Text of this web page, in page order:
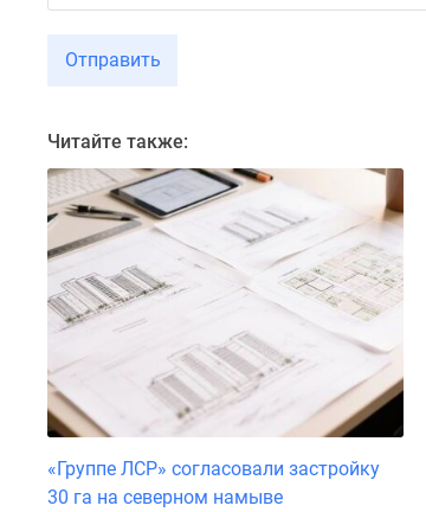
поселки
Ленинградской
коттеджные
поселки
Строящиеся
коттеджные
Коттеджные
поселки
Коттеджные
поселки
Отправить
Читайте также:
«Группе ЛСР» согласовали застройку
30 га на северном намыве